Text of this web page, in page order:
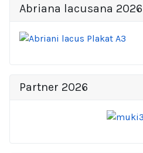
Abriana lacusana 2026
Partner 2026